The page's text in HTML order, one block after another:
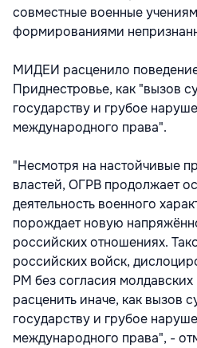
совместные военные
формированиями
МИДЕИ расценило
Приднестровье, как "вызов
государству и грубое
международного права".
"Несмотря на настойчивые
властей, ОГРВ продолжает
деятельность военного
порождает новую
российских отношениях.
российских войск,
РМ без согласия молдавских
расценить иначе, как вызов
государству и грубое
международного права", -